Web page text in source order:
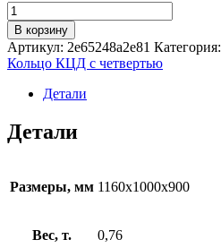
Количество
товара
КЦД
10-
9ч
В корзину
Артикул: 2e65248a2e81 Категория:
Кольцо КЦД с четвертью
Детали
Детали
Размеры, мм 1160x1000x900
Вес, т. 0,76